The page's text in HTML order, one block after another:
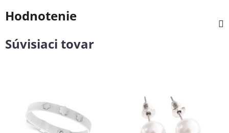
Hodnotenie
Súvisiaci tovar